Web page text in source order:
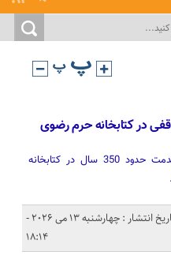
در کتابخانه حرم رضوی
نسخه خطی شاهنامه فردوسی با قدمت حدود 350 سال در کتابخانه
تاریخ انتشار : چهارشنبه 13 می 2026 -
18:14